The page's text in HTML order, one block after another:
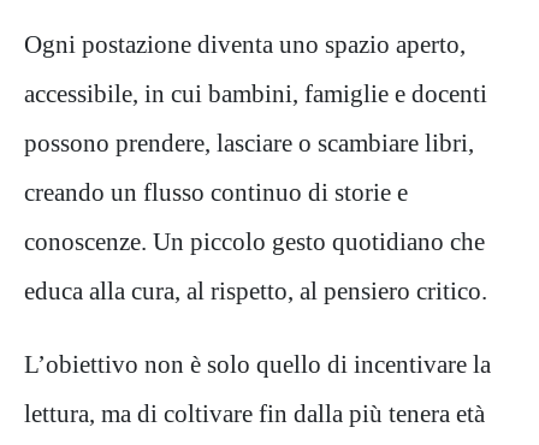
Ogni postazione diventa uno spazio aperto,
accessibile, in cui bambini, famiglie e docenti
possono prendere, lasciare o scambiare libri,
creando un flusso continuo di storie e
conoscenze. Un piccolo gesto quotidiano che
educa alla cura, al rispetto, al pensiero critico.
L’obiettivo non è solo quello di incentivare la
lettura, ma di coltivare fin dalla più tenera età